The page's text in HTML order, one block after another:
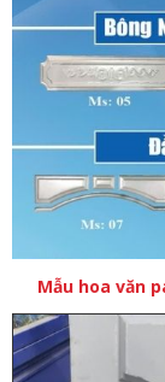
Mẫu hoa văn